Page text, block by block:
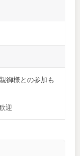
御様との参加も
迎